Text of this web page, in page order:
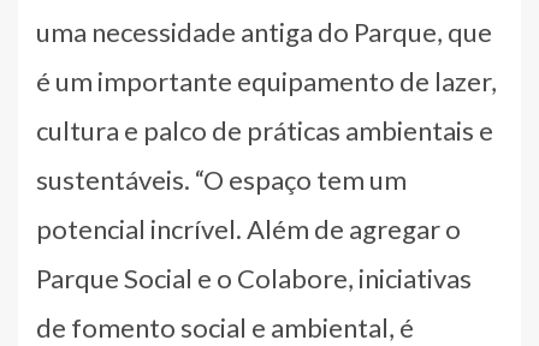
uma necessidade antiga do Parque, que
é um importante equipamento de lazer,
cultura e palco de práticas ambientais e
sustentáveis. “O espaço tem um
potencial incrível. Além de agregar o
Parque Social e o Colabore, iniciativas
de fomento social e ambiental, é